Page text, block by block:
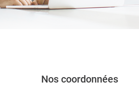
Nos coordonnées